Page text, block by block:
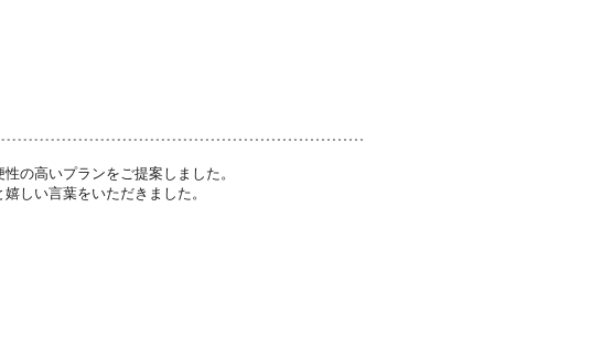
の高いプランをご提案しました。
しい言葉をいただきました。